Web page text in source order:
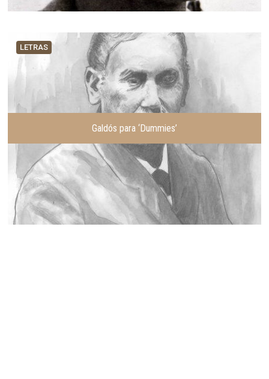
LETRAS
Galdós para ‘Dummies’